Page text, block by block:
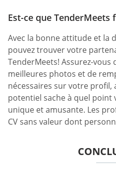
Est-ce que
Avec la bonne attitude et la
pouvez trouver votre
TenderMeets! Assurez-vous
meilleures photos et de
nécessaires sur votre
potentiel sache à quel point
unique et amusante. Les
CV sans valeur dont